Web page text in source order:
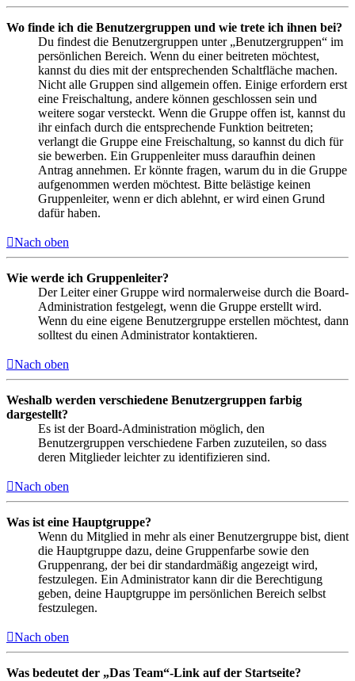
Wo finde ich die Benutzergruppen und wie trete ich ihnen bei?
Du findest die Benutzergruppen unter „Benutzergruppen“ im
persönlichen Bereich. Wenn du einer beitreten möchtest,
kannst du dies mit der entsprechenden Schaltfläche machen.
Nicht alle Gruppen sind allgemein offen. Einige erfordern erst
eine Freischaltung, andere können geschlossen sein und
weitere sogar versteckt. Wenn die Gruppe offen ist, kannst du
ihr einfach durch die entsprechende Funktion beitreten;
verlangt die Gruppe eine Freischaltung, so kannst du dich für
sie bewerben. Ein Gruppenleiter muss daraufhin deinen
Antrag annehmen. Er könnte fragen, warum du in die Gruppe
aufgenommen werden möchtest. Bitte belästige keinen
Gruppenleiter, wenn er dich ablehnt, er wird einen Grund
dafür haben.
Nach oben
Wie werde ich Gruppenleiter?
Der Leiter einer Gruppe wird normalerweise durch die Board-
Administration festgelegt, wenn die Gruppe erstellt wird.
Wenn du eine eigene Benutzergruppe erstellen möchtest, dann
solltest du einen Administrator kontaktieren.
Nach oben
Weshalb werden verschiedene Benutzergruppen farbig
dargestellt?
Es ist der Board-Administration möglich, den
Benutzergruppen verschiedene Farben zuzuteilen, so dass
deren Mitglieder leichter zu identifizieren sind.
Nach oben
Was ist eine Hauptgruppe?
Wenn du Mitglied in mehr als einer Benutzergruppe bist, dient
die Hauptgruppe dazu, deine Gruppenfarbe sowie den
Gruppenrang, der bei dir standardmäßig angezeigt wird,
festzulegen. Ein Administrator kann dir die Berechtigung
geben, deine Hauptgruppe im persönlichen Bereich selbst
festzulegen.
Nach oben
Was bedeutet der „Das Team“-Link auf der Startseite?